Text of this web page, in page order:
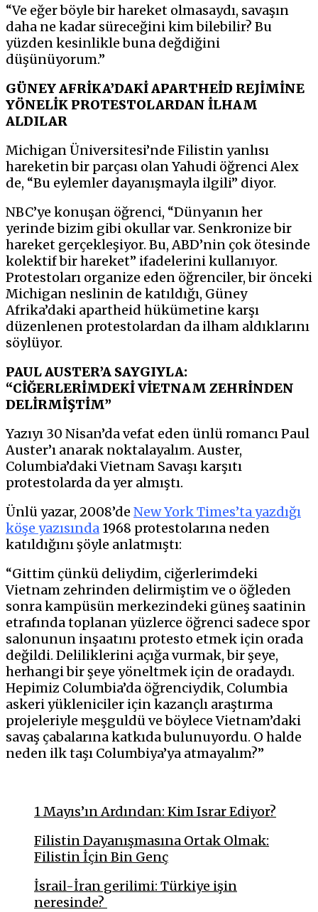
“Ve eğer böyle bir hareket olmasaydı, savaşın
daha ne kadar süreceğini kim bilebilir? Bu
yüzden kesinlikle buna değdiğini
düşünüyorum.”
GÜNEY AFRİKA’DAKİ APARTHEİD REJİMİNE
YÖNELİK PROTESTOLARDAN İLHAM
ALDILAR
Michigan Üniversitesi’nde Filistin yanlısı
hareketin bir parçası olan Yahudi öğrenci Alex
de, “Bu eylemler dayanışmayla ilgili” diyor.
NBC’ye konuşan öğrenci, “Dünyanın her
yerinde bizim gibi okullar var. Senkronize bir
hareket gerçekleşiyor. Bu, ABD’nin çok ötesinde
kolektif bir hareket” ifadelerini kullanıyor.
Protestoları organize eden öğrenciler, bir önceki
Michigan neslinin de katıldığı, Güney
Afrika’daki apartheid hükümetine karşı
düzenlenen protestolardan da ilham aldıklarını
söylüyor.
PAUL AUSTER’A SAYGIYLA:
“CİĞERLERİMDEKİ VİETNAM ZEHRİNDEN
DELİRMİŞTİM”
Yazıyı 30 Nisan’da vefat eden ünlü romancı Paul
Auster’ı anarak noktalayalım. Auster,
Columbia’daki Vietnam Savaşı karşıtı
protestolarda da yer almıştı.
Ünlü yazar, 2008’de New York Times’ta yazdığı
köşe yazısında 1968 protestolarına neden
katıldığını şöyle anlatmıştı:
“Gittim çünkü deliydim, ciğerlerimdeki
Vietnam zehrinden delirmiştim ve o öğleden
sonra kampüsün merkezindeki güneş saatinin
etrafında toplanan yüzlerce öğrenci sadece spor
salonunun inşaatını protesto etmek için orada
değildi. Deliliklerini açığa vurmak, bir şeye,
herhangi bir şeye yöneltmek için de oradaydı.
Hepimiz Columbia’da öğrenciydik, Columbia
askeri yükleniciler için kazançlı araştırma
projeleriyle meşguldü ve böylece Vietnam’daki
savaş çabalarına katkıda bulunuyordu. O halde
neden ilk taşı Columbiya’ya atmayalım?”
1 Mayıs’ın Ardından: Kim Israr Ediyor?
Filistin Dayanışmasına Ortak Olmak:
Filistin İçin Bin Genç
İsrail-İran gerilimi: Türkiye işin
neresinde?